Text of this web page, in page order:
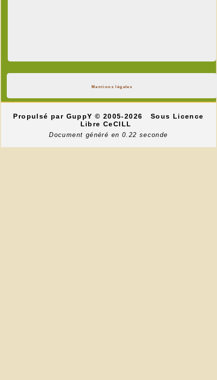
Mentions légales
Propulsé par GuppY© 2005-2026
Sous Licence
Libre CeCILL
Document généré en 0.22 seconde